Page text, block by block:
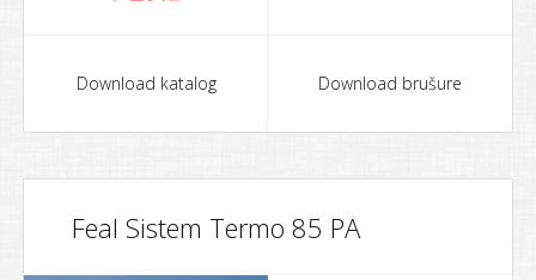
Download katalog Download brušure
Feal Sistem Termo 85 PA